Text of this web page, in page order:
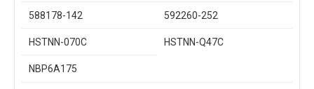
588178-142 592260-252
HSTNN-070C HSTNN-Q47C
NBP6A175